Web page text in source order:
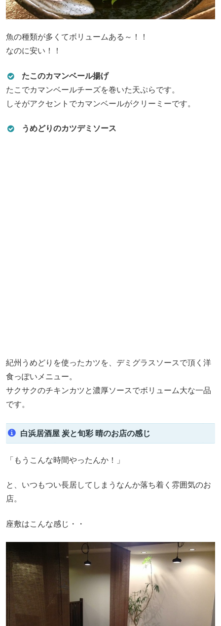
魚の種類が多くてボリュームある～！！
なのに安い！！
たこのカマンベール揚げ
たこでカマンベールチーズを巻いた天ぷらです。
しそがアクセントでカマンベールがクリーミーです。
うめどりのカツデミソース
紀州うめどりを使ったカツを、デミグラスソースで頂く洋
食っぽいメニュー。
サクサクのチキンカツと濃厚ソースでボリューム大な一品
です。
白浜居酒屋 炭と旬彩 晴のお店の感じ
「もうこんな時間やったんか！」
と、いつもつい長居してしまうなんか落ち着く雰囲気のお
店。
座敷はこんな感じ・・